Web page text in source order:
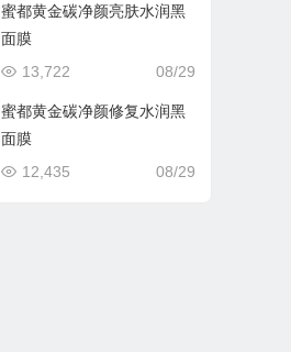
蜜都黄金碳净颜亮肤水润黑
面膜
08/29
13,722
蜜都黄金碳净颜修复水润黑
面膜
08/29
12,435